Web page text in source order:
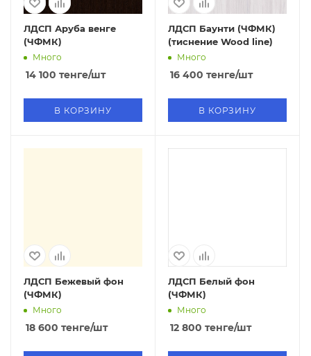
ЛДСП Аруба венге
(ЧФМК)
Много
14 100 тенге/шт
В КОРЗИНУ
ЛДСП Баунти (ЧФМК)
(тиснение Wood line)
Много
16 400 тенге/шт
В КОРЗИНУ
ЛДСП Бежевый фон
(ЧФМК)
Много
18 600 тенге/шт
ЛДСП Белый фон
(ЧФМК)
Много
12 800 тенге/шт